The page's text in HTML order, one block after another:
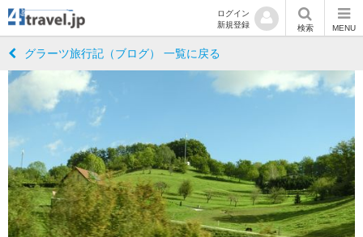
ログイン
新規登録
検索 MENU
グラーツ旅行記（ブログ） 一覧に戻る